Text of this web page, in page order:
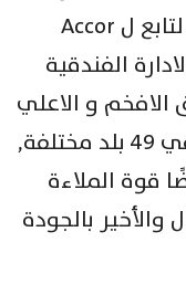
فندق Sofitel Hotel & Resort التابع ل Accor
الفندقية
و الاعلي
ل Accor والذي لديه 120 فرعا في 49 بلد مختلفة,
قوة الملاءة
والأخير بالجودة